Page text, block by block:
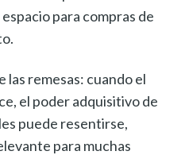
para compras de
las remesas: cuando el
el poder adquisitivo de
puede resentirse,
para muchas